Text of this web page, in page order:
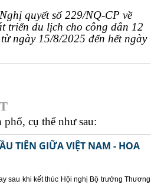
quyết số 229/NQ-CP về
triển du lịch cho công dân 12
ngày 15/8/2025 đến hết ngày
phố, cụ thể như sau:
TIÊN GIỮA VIỆT NAM - HOA
sau khi kết thúc Hội nghị Bộ trưởng Thương